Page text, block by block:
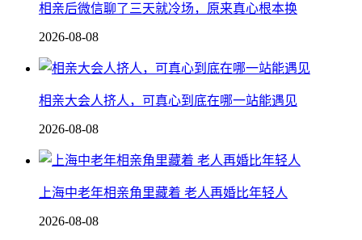
相亲后微信聊了三天就冷场，原来真心根本换
2026-08-08
相亲大会人挤人，可真心到底在哪一站能遇见
2026-08-08
上海中老年相亲角里藏着 老人再婚比年轻人
2026-08-08